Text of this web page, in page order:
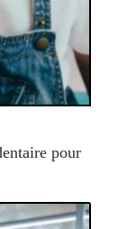
pour